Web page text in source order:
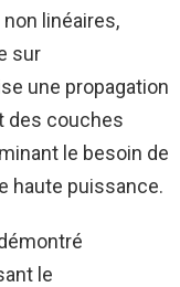
linéaires,
sur
une propagation
des couches
le besoin de
haute puissance.
le